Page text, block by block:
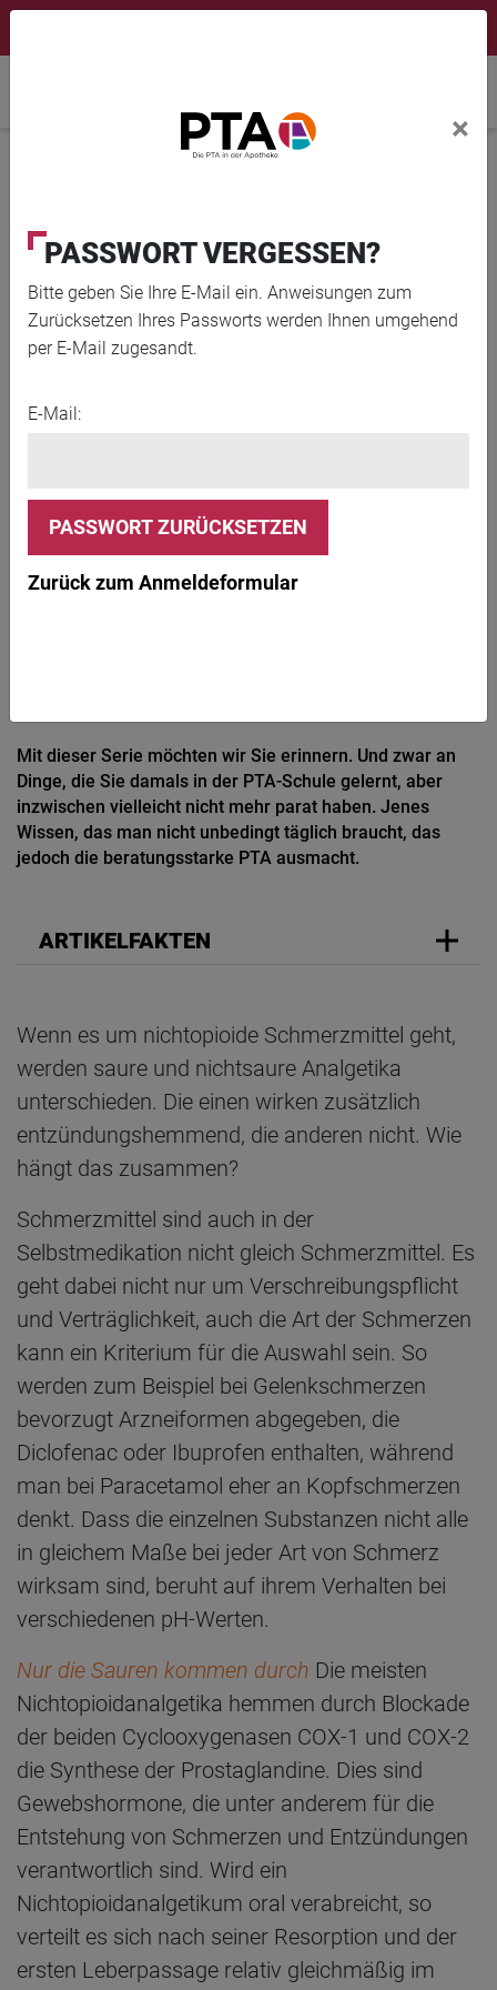
×
PASSWORT VERGESSEN?
Bitte geben Sie Ihre E-Mail ein. Anweisungen zum
Zurücksetzen Ihres Passworts werden Ihnen umgehend
per E-Mail zugesandt.
E-Mail:
Zurück zum Anmeldeformular
© Spiderstock / iStockphoto.com
PRAXIS
Mit dieser Serie möchten wir Sie erinnern. Und zwar an
Dinge, die Sie damals in der PTA-Schule gelernt, aber
inzwischen vielleicht nicht mehr parat haben. Jenes
Wissen, das man nicht unbedingt täglich braucht, das
jedoch die beratungsstarke PTA ausmacht.
ARTIKELFAKTEN
Wenn es um nichtopioide Schmerzmittel geht,
werden saure und nichtsaure Analgetika
unterschieden. Die einen wirken zusätzlich
entzündungshemmend, die anderen nicht. Wie
hängt das zusammen?
Schmerzmittel sind auch in der
Selbstmedikation nicht gleich Schmerzmittel. Es
geht dabei nicht nur um Verschreibungspflicht
und Verträglichkeit, auch die Art der Schmerzen
kann ein Kriterium für die Auswahl sein. So
werden zum Beispiel bei Gelenkschmerzen
bevorzugt Arzneiformen abgegeben, die
Diclofenac oder Ibuprofen enthalten, während
man bei Paracetamol eher an Kopfschmerzen
denkt. Dass die einzelnen Substanzen nicht alle
in gleichem Maße bei jeder Art von Schmerz
wirksam sind, beruht auf ihrem Verhalten bei
verschiedenen pH-Werten.
Nur die Sauren kommen durch Die meisten
Nichtopioidanalgetika hemmen durch Blockade
der beiden Cyclooxygenasen COX-1 und COX-2
die Synthese der Prostaglandine. Dies sind
Gewebshormone, die unter anderem für die
Entstehung von Schmerzen und Entzündungen
verantwortlich sind. Wird ein
Nichtopioidanalgetikum oral verabreicht, so
verteilt es sich nach seiner Resorption und der
ersten Leberpassage relativ gleichmäßig im
×